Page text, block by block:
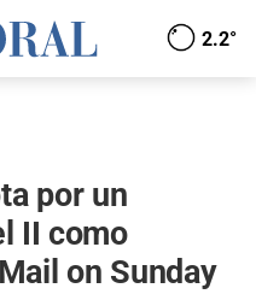
2.2°
por un
II como
on Sunday